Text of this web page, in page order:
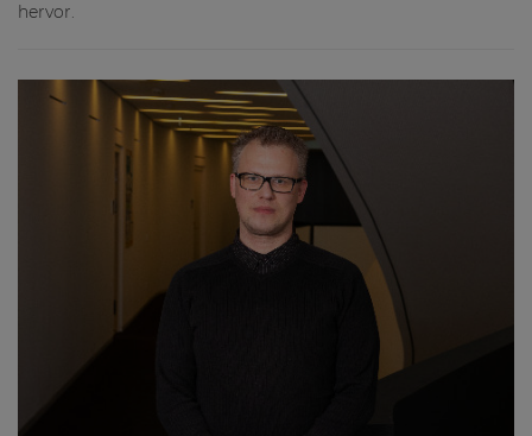
hervor.